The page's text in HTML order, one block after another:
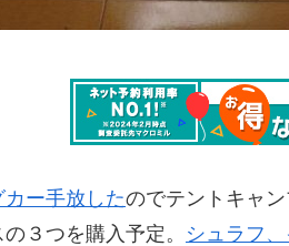
ー手放したのでテントキャ
３つを購入予定。 シュラフ